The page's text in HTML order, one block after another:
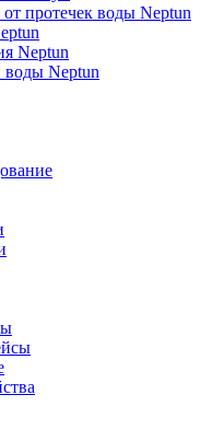
протечек воды Neptun
Neptun
воды Neptun